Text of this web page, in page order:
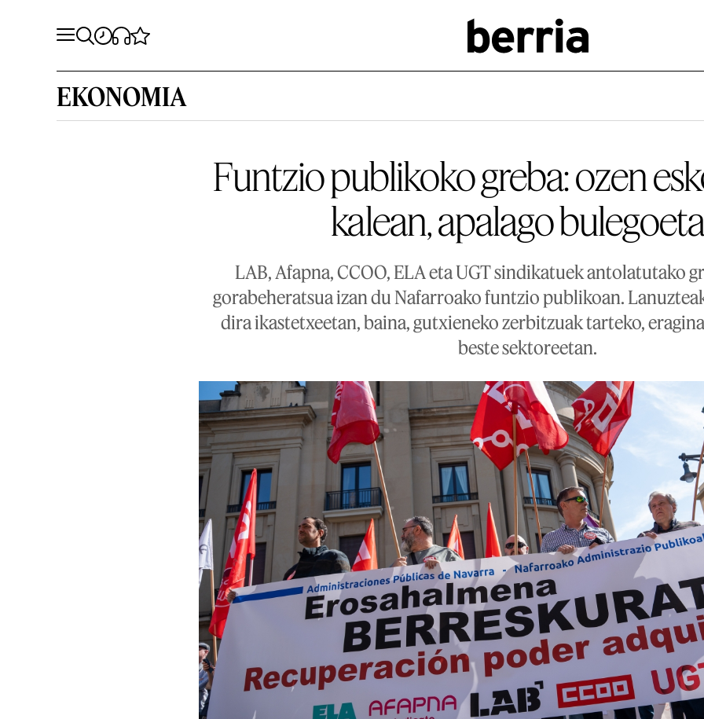
EKONOMIA
Funtzio publikoko greba: ozen
kalean, apalago
LAB, Afapna, CCOO, ELA eta UGT sindikatuek antolatutako
gorabeheratsua izan du Nafarroako funtzio publikoan.
dira ikastetxeetan, baina, gutxieneko zerbitzuak tarteko,
beste sektoreetan.